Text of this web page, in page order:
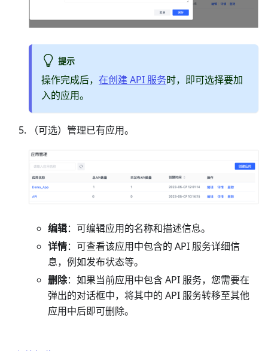
提示
操作完成后， 在创建 API 服务时，即可选择要加
入的应用。
（可选）管理已有应用。
编辑：可编辑应用的名称和描述信息。
详情：可查看该应用中包含的 API 服务详细信
息，例如发布状态等。
删除：如果当前应用中包含 API 服务，您需要在
弹出的对话框中，将其中的 API 服务转移至其他
应用中后即可删除。